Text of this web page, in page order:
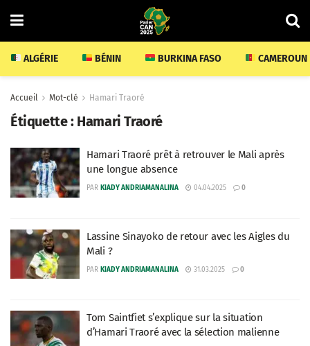
ALGÉRIE BÉNIN BURKINA FASO CAMEROUN
Accueil Mot-clé Hamari Traoré
Étiquette : Hamari Traoré
Hamari Traoré prêt à retrouver le Mali après
une longue absence
PAR KIADY ANDRIAMANALINA 04.04.2025 0
Lassine Sinayoko de retour avec les Aigles du
Mali ?
PAR KIADY ANDRIAMANALINA 31.03.2025 0
Tom Saintfiet s’explique sur la situation
d’Hamari Traoré avec la sélection malienne